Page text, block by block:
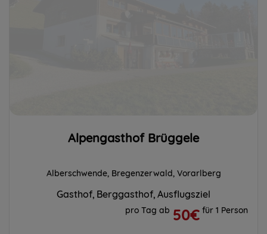
Alpengasthof Brüggele
Alberschwende, Bregenzerwald, Vorarlberg
Gasthof Berggasthof Ausflugsziel
pro Tag ab 50€ für 1 Person